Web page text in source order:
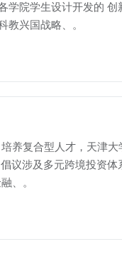
院学生设计开发的
教兴国战略、。
养复合型人才，天津
议涉及多元跨境投资
、。